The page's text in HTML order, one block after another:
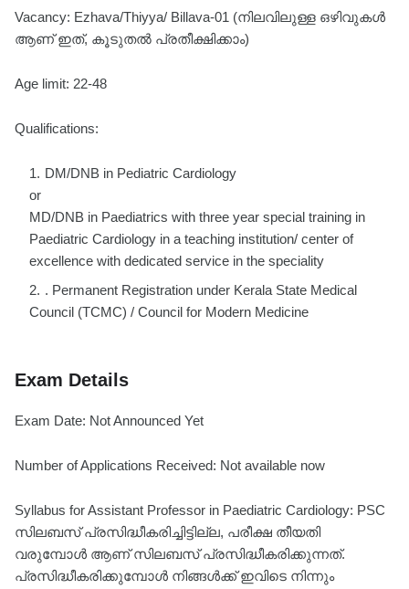
Vacancy: Ezhava/Thiyya/ Billava-01 (നിലവിലുള്ള ഒഴിവുകൾ
ആണ് ഇത്, കൂടുതൽ പ്രതീക്ഷിക്കാം)
Age limit: 22-48
Qualifications:
DM/DNB in Pediatric Cardiology
or
MD/DNB in Paediatrics with three year special training in
Paediatric Cardiology in a teaching institution/ center of
excellence with dedicated service in the speciality
. Permanent Registration under Kerala State Medical
Council (TCMC) / Council for Modern Medicine
Exam Details
Exam Date: Not Announced Yet
Number of Applications Received: Not available now
Syllabus for Assistant Professor in Paediatric Cardiology: PSC
സിലബസ് പ്രസിദ്ധീകരിച്ചിട്ടില്ല, പരീക്ഷ തീയതി
വരുമ്പോൾ ആണ് സിലബസ് പ്രസിദ്ധീകരിക്കുന്നത്.
പ്രസിദ്ധീകരിക്കുമ്പോൾ നിങ്ങൾക്ക് ഇവിടെ നിന്നും